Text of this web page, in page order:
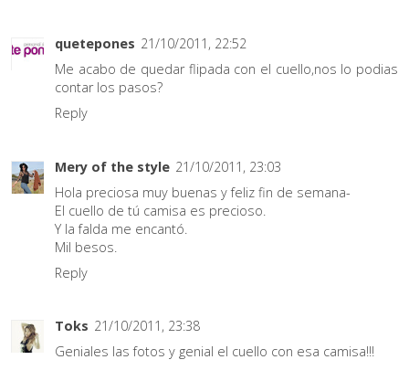
quetepones 21/10/2011, 22:52
Me acabo de quedar flipada con el cuello,nos lo podias
contar los pasos?
Reply
Mery of the style 21/10/2011, 23:03
Hola preciosa muy buenas y feliz fin de semana-
El cuello de tú camisa es precioso.
Y la falda me encantó.
Mil besos.
Reply
Toks 21/10/2011, 23:38
Geniales las fotos y genial el cuello con esa camisa!!!